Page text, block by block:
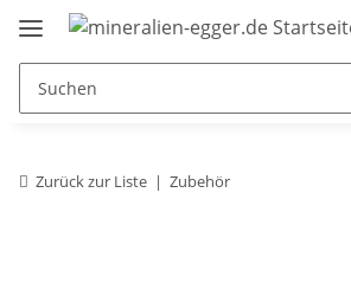
Zurück zur Liste Zubehör